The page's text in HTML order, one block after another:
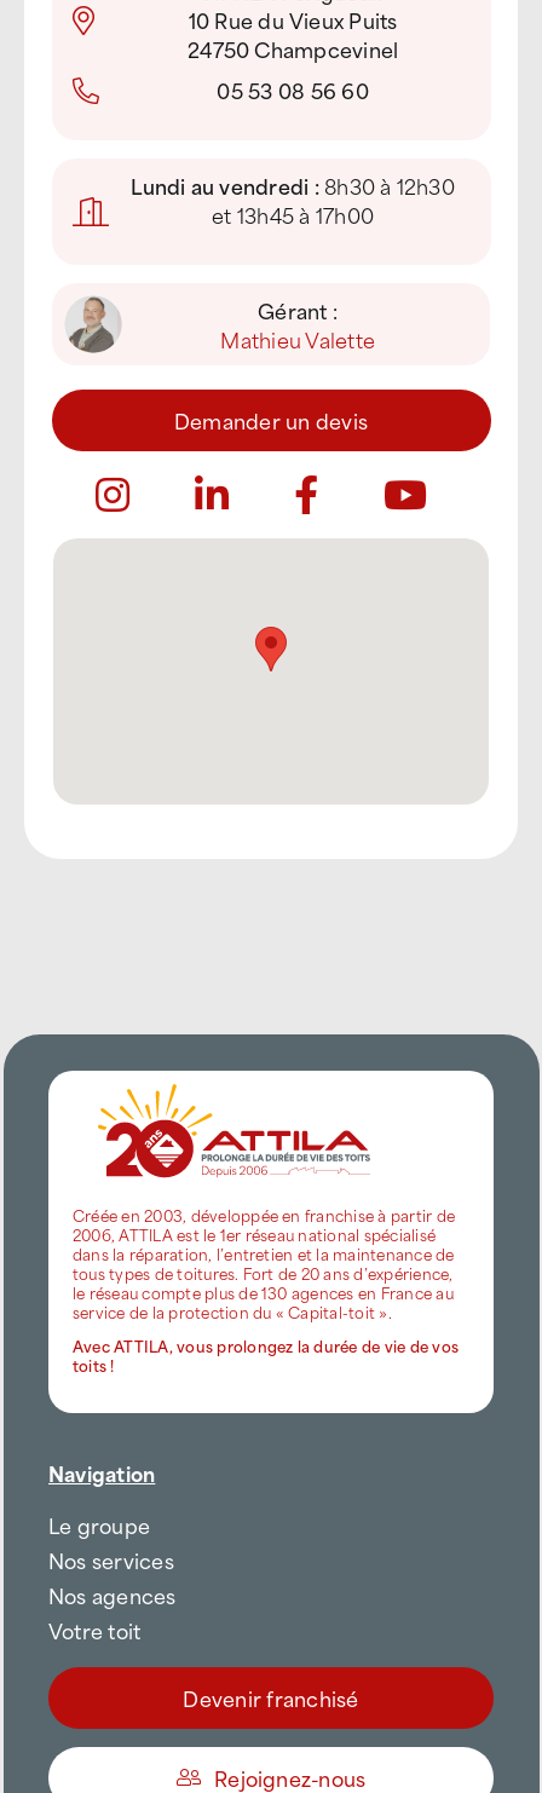
10 Rue du Vieux Puits
24750 Champcevinel
05 53 08 56 60
Lundi au vendredi :8h30 à 12h30
et 13h45 à 17h00
Gérant :
Mathieu Valette
Demander un devis
Créée en 2003, développée en franchise à partir de
2006, ATTILA est le 1er réseau national spécialisé
dans la réparation, l’entretien et la maintenance de
tous types de toitures. Fort de 20 ans d’expérience,
le réseau compte plus de 130 agences en France au
service de la protection du « Capital-toit ».
Avec ATTILA, vous prolongez la durée de vie de vos
toits !
Navigation
Le groupe
Nos services
Nos agences
Votre toit
Devenir franchisé
Rejoignez-nous